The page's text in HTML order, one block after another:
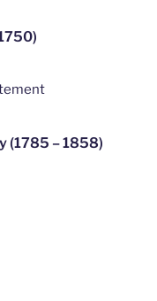
(1785 – 1858)